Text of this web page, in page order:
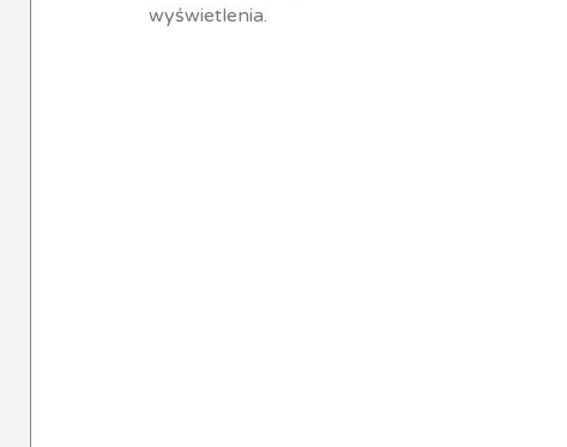
wyświetlenia.